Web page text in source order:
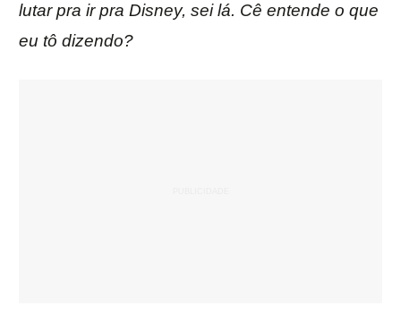
lutar pra ir pra Disney, sei lá. Cê entende o que
eu tô dizendo?